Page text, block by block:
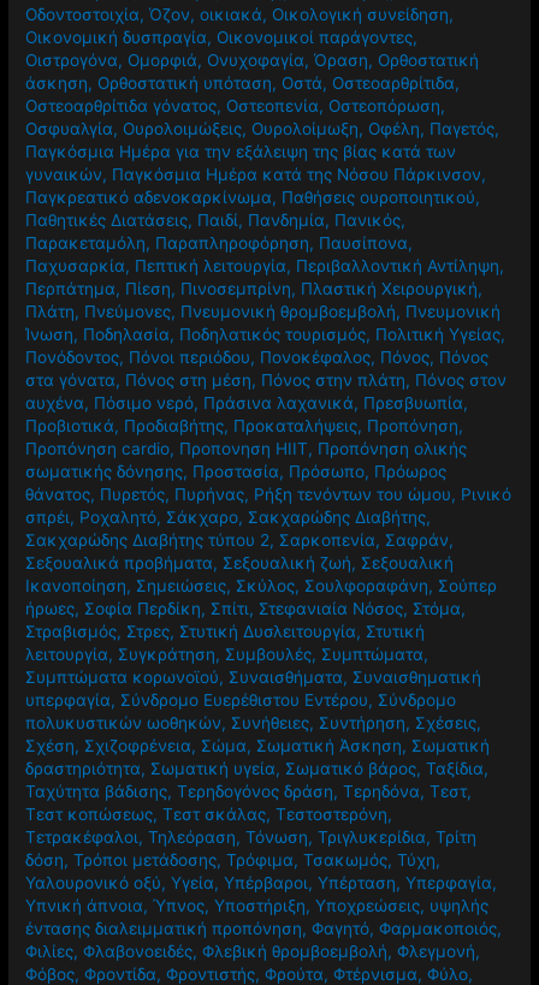
Οδοντοστοιχία,Όζον,οικιακά, Οικολογική συνείδηση,
Οικονομική δυσπραγία, Οικονομικοί παράγοντες,
Οιστρογόνα, Ομορφιά, Ονυχοφαγία,Όραση, Ορθοστατική
άσκηση, Ορθοστατική υπόταση, Οστά, Οστεοαρθρίτιδα,
Οστεοαρθρίτιδα γόνατος, Οστεοπενία, Οστεοπόρωση,
Οσφυαλγία, Ουρολοιμώξεις, Ουρολοίμωξη, Οφέλη, Παγετός,
Παγκόσμια Ημέρα για την εξάλειψη της βίας κατά των
γυναικών, Παγκόσμια Ημέρα κατά της Νόσου Πάρκινσον,
Παγκρεατικό αδενοκαρκίνωμα, Παθήσεις ουροποιητικού,
Παθητικές Διατάσεις, Παιδί, Πανδημία, Πανικός,
Παρακεταμόλη, Παραπληροφόρηση, Παυσίπονα,
Παχυσαρκία, Πεπτική λειτουργία, Περιβαλλοντική Αντίληψη,
Περπάτημα, Πίεση, Πινοσεμπρίνη, Πλαστική Χειρουργική,
Πλάτη, Πνεύμονες, Πνευμονική θρομβοεμβολή, Πνευμονική
Ίνωση, Ποδηλασία, Ποδηλατικός τουρισμός, Πολιτική Υγείας,
Πονόδοντος, Πόνοι περιόδου, Πονοκέφαλος, Πόνος, Πόνος
στα γόνατα, Πόνος στη μέση, Πόνος στην πλάτη, Πόνος στον
αυχένα, Πόσιμο νερό, Πράσινα λαχανικά, Πρεσβυωπία,
Προβιοτικά, Προδιαβήτης, Προκαταλήψεις, Προπόνηση,
Προπόνηση cardio, Προπονηση HIIT, Προπόνηση ολικής
σωματικής δόνησης, Προστασία, Πρόσωπο, Πρόωρος
θάνατος, Πυρετός, Πυρήνας, Ρήξη τενόντων του ώμου, Ρινικό
σπρέι, Ροχαλητό, Σάκχαρο, Σακχαρώδης Διαβήτης,
Σακχαρώδης Διαβήτης τύπου 2, Σαρκοπενία, Σαφράν,
Σεξουαλικά προβήματα, Σεξουαλική ζωή, Σεξουαλική
Ικανοποίηση, Σημειώσεις, Σκύλος, Σουλφοραφάνη, Σούπερ
ήρωες, Σοφία Περδίκη, Σπίτι, Στεφανιαία Νόσος, Στόμα,
Στραβισμός, Στρες, Στυτική Δυσλειτουργία, Στυτική
λειτουργία, Συγκράτηση, Συμβουλές, Συμπτώματα,
Συμπτώματα κορωνοϊού, Συναισθήματα, Συναισθηματική
υπερφαγία, Σύνδρομο Ευερέθιστου Εντέρου, Σύνδρομο
πολυκυστικών ωοθηκών, Συνήθειες, Συντήρηση, Σχέσεις,
Σχέση, Σχιζοφρένεια, Σώμα, Σωματική Άσκηση, Σωματική
δραστηριότητα, Σωματική υγεία, Σωματικό βάρος,Ταξίδια,
Ταχύτητα βάδισης,Τερηδογόνος δράση,Τερηδόνα,Τεστ,
Τεστ κοπώσεως,Τεστ σκάλας,Τεστοστερόνη,
Τετρακέφαλοι,Τηλεόραση,Τόνωση,Τριγλυκερίδια,Τρίτη
δόση,Τρόποι μετάδοσης,Τρόφιμα,Τσακωμός,Τύχη,
Υαλουρονικό οξύ,Υγεία,Υπέρβαροι,Υπέρταση,Υπερφαγία,
Υπνική άπνοια,Ύπνος,Υποστήριξη,Υποχρεώσεις, υψηλής
έντασης διαλειμματική προπόνηση,Φαγητό,Φαρμακοποιός,
Φιλίες,Φλαβονοειδές,Φλεβική θρομβοεμβολή,Φλεγμονή,
Φόβος,Φροντίδα,Φροντιστής,Φρούτα,Φτέρνισμα,Φύλο,